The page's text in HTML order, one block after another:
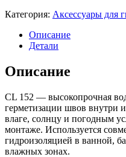
Категория: Аксессуары для
Описание
Детали
Описание
CL 152 — высокопрочная
герметизации швов внутри
влаге, солнцу и погодным
монтаже. Используется
гидроизоляцией в ванной,
влажных зонах.